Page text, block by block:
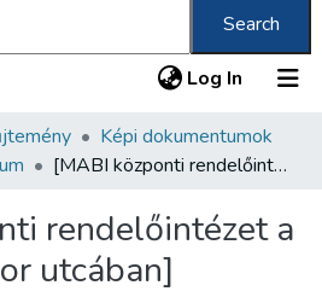
Search
Log In (current)
Képi dokumentumok
[MABI központi rendelőintézet a Péterfy Sándor utcában]
rendelőintézet a
utcában]